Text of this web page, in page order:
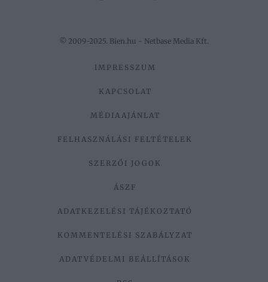
© 2009-2025. Bien.hu - Netbase Media Kft.
IMPRESSZUM
KAPCSOLAT
MÉDIAAJÁNLAT
FELHASZNÁLÁSI FELTÉTELEK
SZERZŐI JOGOK
ÁSZF
ADATKEZELÉSI TÁJÉKOZTATÓ
KOMMENTELÉSI SZABÁLYZAT
ADATVÉDELMI BEÁLLÍTÁSOK